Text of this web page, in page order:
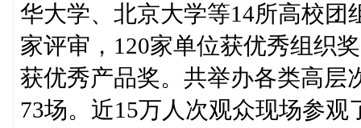
华大学、北京大学等14所高校
家评审，120家单位获优秀组织
获优秀产品奖。共举办各类高层
73场。近15万人次观众现场参观